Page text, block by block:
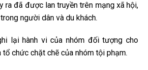
ra đã được lan truyền trên mạng xã hội,
người dân và du khách.
lại hành vi của nhóm đối tượng cho
chức chặt chẽ của nhóm tội phạm.